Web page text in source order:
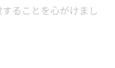
ることを心がけまし